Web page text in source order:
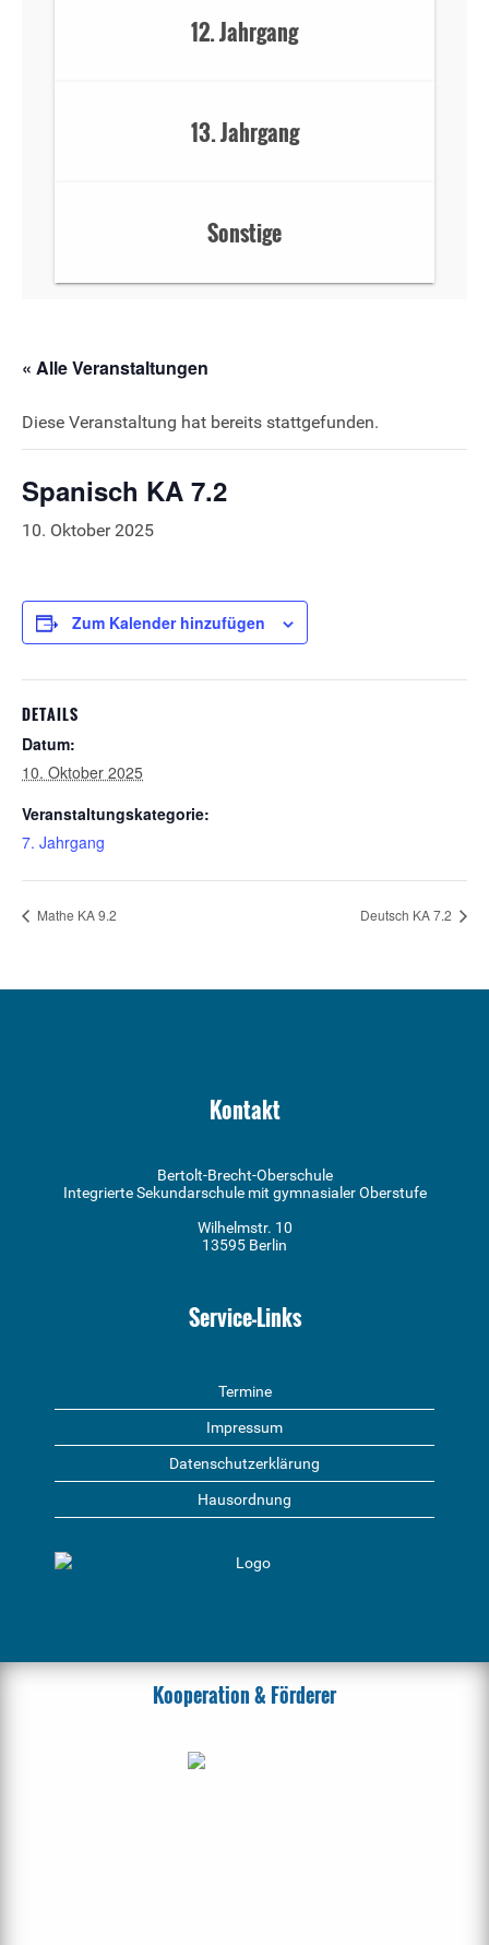
12. Jahrgang
13. Jahrgang
Sonstige
« Alle Veranstaltungen
Diese Veranstaltung hat bereits stattgefunden.
Spanisch KA 7.2
10. Oktober 2025
Zum Kalender hinzufügen
DETAILS
Datum:
10. Oktober 2025
Veranstaltungskategorie:
7. Jahrgang
Mathe KA 9.2 Deutsch KA 7.2
Kontakt
Bertolt-Brecht-Oberschule
Integrierte Sekundarschule mit gymnasialer Oberstufe
Wilhelmstr. 10
13595 Berlin
Service-Links
Termine
Impressum
Datenschutzerklärung
Hausordnung
Kooperation & Förderer